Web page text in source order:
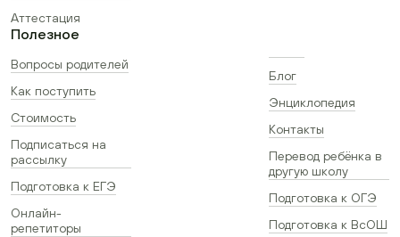
Аттестация
Полезное
Вопросы родителей
Как поступить
Стоимость
Подписаться на
рассылку
Подготовка к ЕГЭ
Онлайн-
репетиторы
Блог
Энциклопедия
Контакты
Перевод ребёнка в
другую школу
Подготовка к ОГЭ
Подготовка к ВсОШ